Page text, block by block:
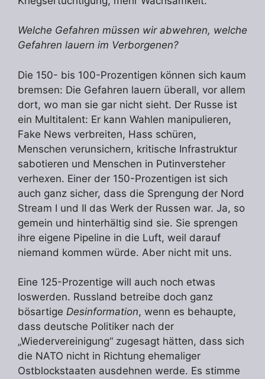
Welche Gefahren müssen wir abwehren, welche
Gefahren lauern im Verborgenen?
Die 150- bis 100-Prozentigen können sich kaum
bremsen: Die Gefahren lauern überall, vor allem
dort, wo man sie gar nicht sieht. Der Russe ist
ein Multitalent: Er kann Wahlen manipulieren,
Fake News verbreiten, Hass schüren,
Menschen verunsichern, kritische Infrastruktur
sabotieren und Menschen in Putinversteher
verhexen. Einer der 150-Prozentigen ist sich
auch ganz sicher, dass die Sprengung der Nord
Stream I und II das Werk der Russen war. Ja, so
gemein und hinterhältig sind sie. Sie sprengen
ihre eigene Pipeline in die Luft, weil darauf
niemand kommen würde. Aber nicht mit uns.
Eine 125-Prozentige will auch noch etwas
loswerden. Russland betreibe doch ganz
bösartige Desinformation, wenn es behaupte,
dass deutsche Politiker nach der
„Wiedervereinigung“ zugesagt hätten, dass sich
die NATO nicht in Richtung ehemaliger
Ostblockstaaten ausdehnen werde. Es stimme